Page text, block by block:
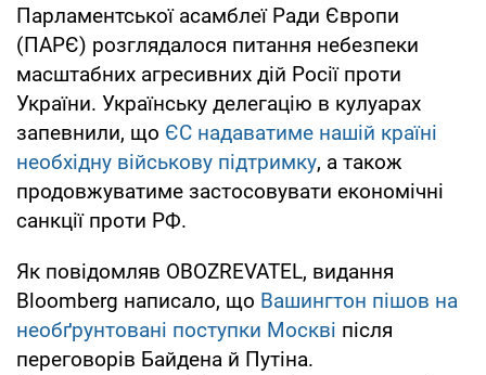
Парламентської асамблеї Ради Європи
(ПАРЄ) розглядалося питання небезпеки
масштабних агресивних дій Росії проти
України. Українську делегацію в кулуарах
запевнили, що ЄС надаватиме нашій країні
необхідну військову підтримку, а також
продовжуватиме застосовувати економічні
санкції проти РФ.
Як повідомляв OBOZREVATEL, видання
Bloomberg написало, що Вашингтон пішов на
необґрунтовані поступки Москві після
переговорів Байдена й Путіна.